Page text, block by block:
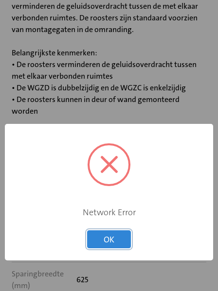
verminderen de geluidsoverdracht tussen de met elkaar
verbonden ruimtes. De roosters zijn standaard voorzien
van montagegaten in de omranding.
Belangrijkste kenmerken:
• De roosters verminderen de geluidsoverdracht tussen
met elkaar verbonden ruimtes
• De WGZD is dubbelzijdig en de WGZC is enkelzijdig
• De roosters kunnen in deur of wand gemonteerd
worden
625
190
Sparingbreedte
(mm)
625
Network Error
OK